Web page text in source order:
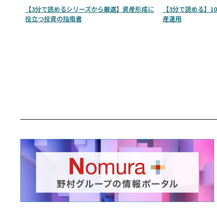
【3分で読めるシリーズから厳選】資産形成に
役立つ投資の指南書
【3分で読める】
産運用